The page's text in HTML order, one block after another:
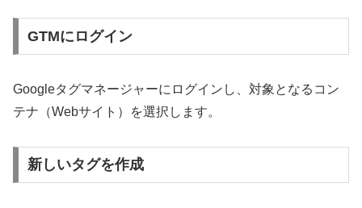
GTMにログイン
Googleタグマネージャーにログインし、対象となるコン
テナ（Webサイト）を選択します。
新しいタグを作成